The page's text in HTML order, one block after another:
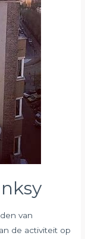
van
de activiteit op